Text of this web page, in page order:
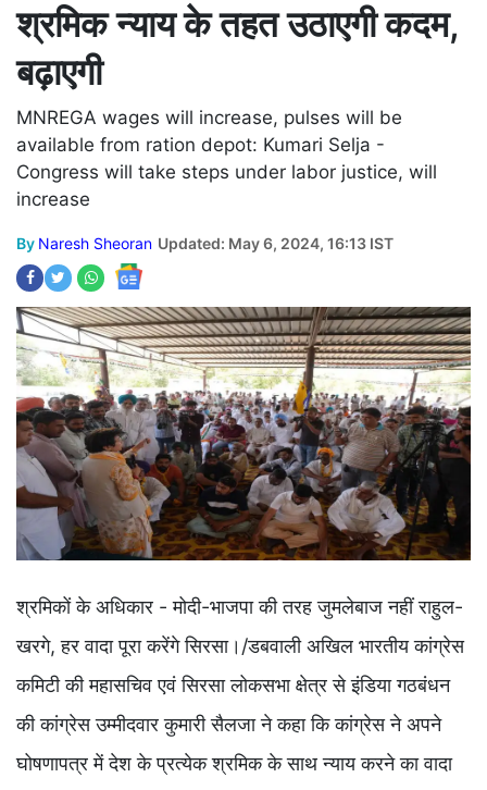
श्रमिक न्याय के तहत उठाएगी कदम,
बढ़ाएगी
MNREGA wages will increase, pulses will be
available from ration depot: Kumari Selja -
Congress will take steps under labor justice, will
increase
By Naresh Sheoran Updated: May 6, 2024, 16:13 IST
श्रमिकों के अधिकार - मोदी-भाजपा की तरह जुमलेबाज नहीं राहुल-
खरगे, हर वादा पूरा करेंगे सिरसा।/डबवाली अखिल भारतीय कांग्रेस
कमिटी की महासचिव एवं सिरसा लोकसभा क्षेत्र से इंडिया गठबंधन
की कांग्रेस उम्मीदवार कुमारी सैलजा ने कहा कि कांग्रेस ने अपने
घोषणापत्र में देश के प्रत्येक श्रमिक के साथ न्याय करने का वादा